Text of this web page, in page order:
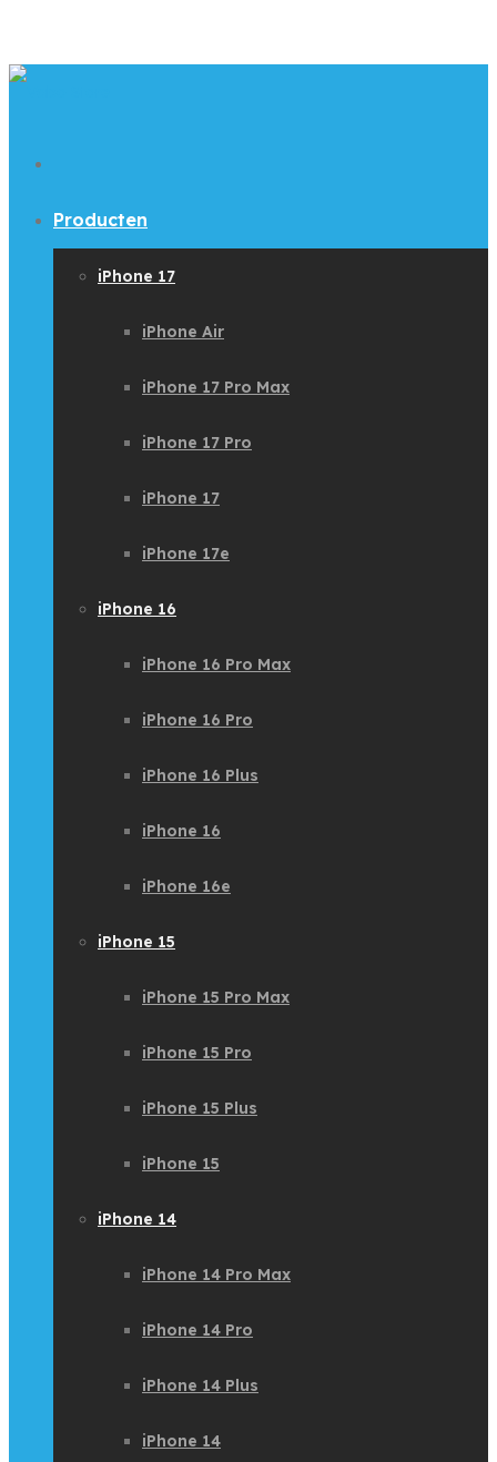
Producten
iPhone 17
iPhone Air
iPhone 17 Pro Max
iPhone 17 Pro
iPhone 17
iPhone 17e
iPhone 16
iPhone 16 Pro Max
iPhone 16 Pro
iPhone 16 Plus
iPhone 16
iPhone 16e
iPhone 15
iPhone 15 Pro Max
iPhone 15 Pro
iPhone 15 Plus
iPhone 15
iPhone 14
iPhone 14 Pro Max
iPhone 14 Pro
iPhone 14 Plus
iPhone 14